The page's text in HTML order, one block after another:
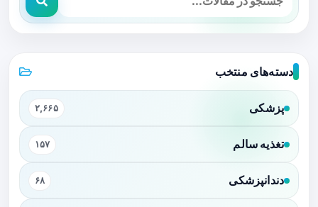
دسته‌های منتخب
پزشکی ۲,۶۶۵
تغذیه سالم ۱۵۷
دندانپزشکی ۶۸